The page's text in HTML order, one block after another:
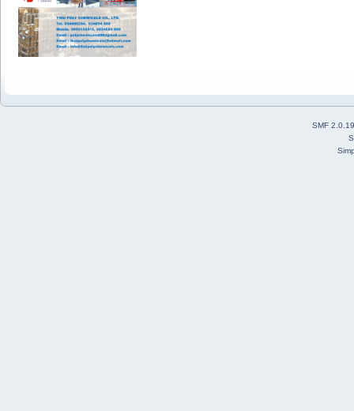
SMF 2.0.19